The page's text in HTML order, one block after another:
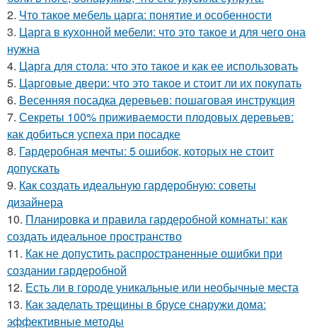
2. Что такое мебель царга: понятие и особенности
3. Царга в кухонной мебели: что это такое и для чего она
нужна
4. Царга для стола: что это такое и как ее использовать
5. Царговые двери: что это такое и стоит ли их покупать
6. Весенняя посадка деревьев: пошаговая инструкция
7. Секреты 100% приживаемости плодовых деревьев:
как добиться успеха при посадке
8. Гардеробная мечты: 5 ошибок, которых не стоит
допускать
9. Как создать идеальную гардеробную: советы
дизайнера
10. Планировка и правила гардеробной комнаты: как
создать идеальное пространство
11. Как не допустить распространенные ошибки при
создании гардеробной
12. Есть ли в городе уникальные или необычные места
13. Как заделать трещины в брусе снаружи дома:
эффективные методы